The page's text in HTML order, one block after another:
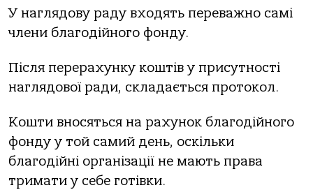
У наглядову раду входять переважно самі
члени благодійного фонду.
Після перерахунку коштів у присутності
наглядової ради, складається протокол.
Кошти вносяться на рахунок благодійного
фонду у той самий день, оскільки
благодійні організації не мають права
тримати у себе готівки.